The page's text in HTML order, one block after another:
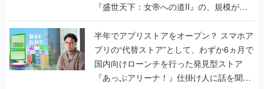
『盛世天下：女帝への道II』の、規模が違
うこだわりをプロデューサーに聞いた
半年でアプリストアをオープン？ スマホア
プリの“代替ストア”として、わずか6ヵ月で
国内向けローンチを行った発見型ストア
『あっぷアリーナ！』仕掛け人に話を聞い